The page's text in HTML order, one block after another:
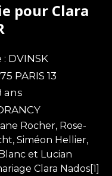
pour Clara
DVINSK
PARIS 13
ans
Rocher, Rose-
Siméon Hellier,
et Lucian
Clara Nados[1]